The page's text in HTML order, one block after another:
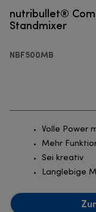
nutribullet®
Standmixer
NBF500MB
Volle Power
Mehr
Sei kreativ
Langlebige